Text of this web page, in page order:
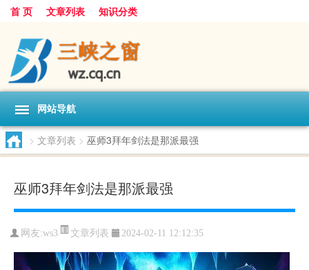
首 页 文章列表 知识分类
网站导航
> 文章列表 > 巫师3拜年剑法是那派最强
巫师3拜年剑法是那派最强
网友:ws3 文章列表 2024-02-11 12:12:35